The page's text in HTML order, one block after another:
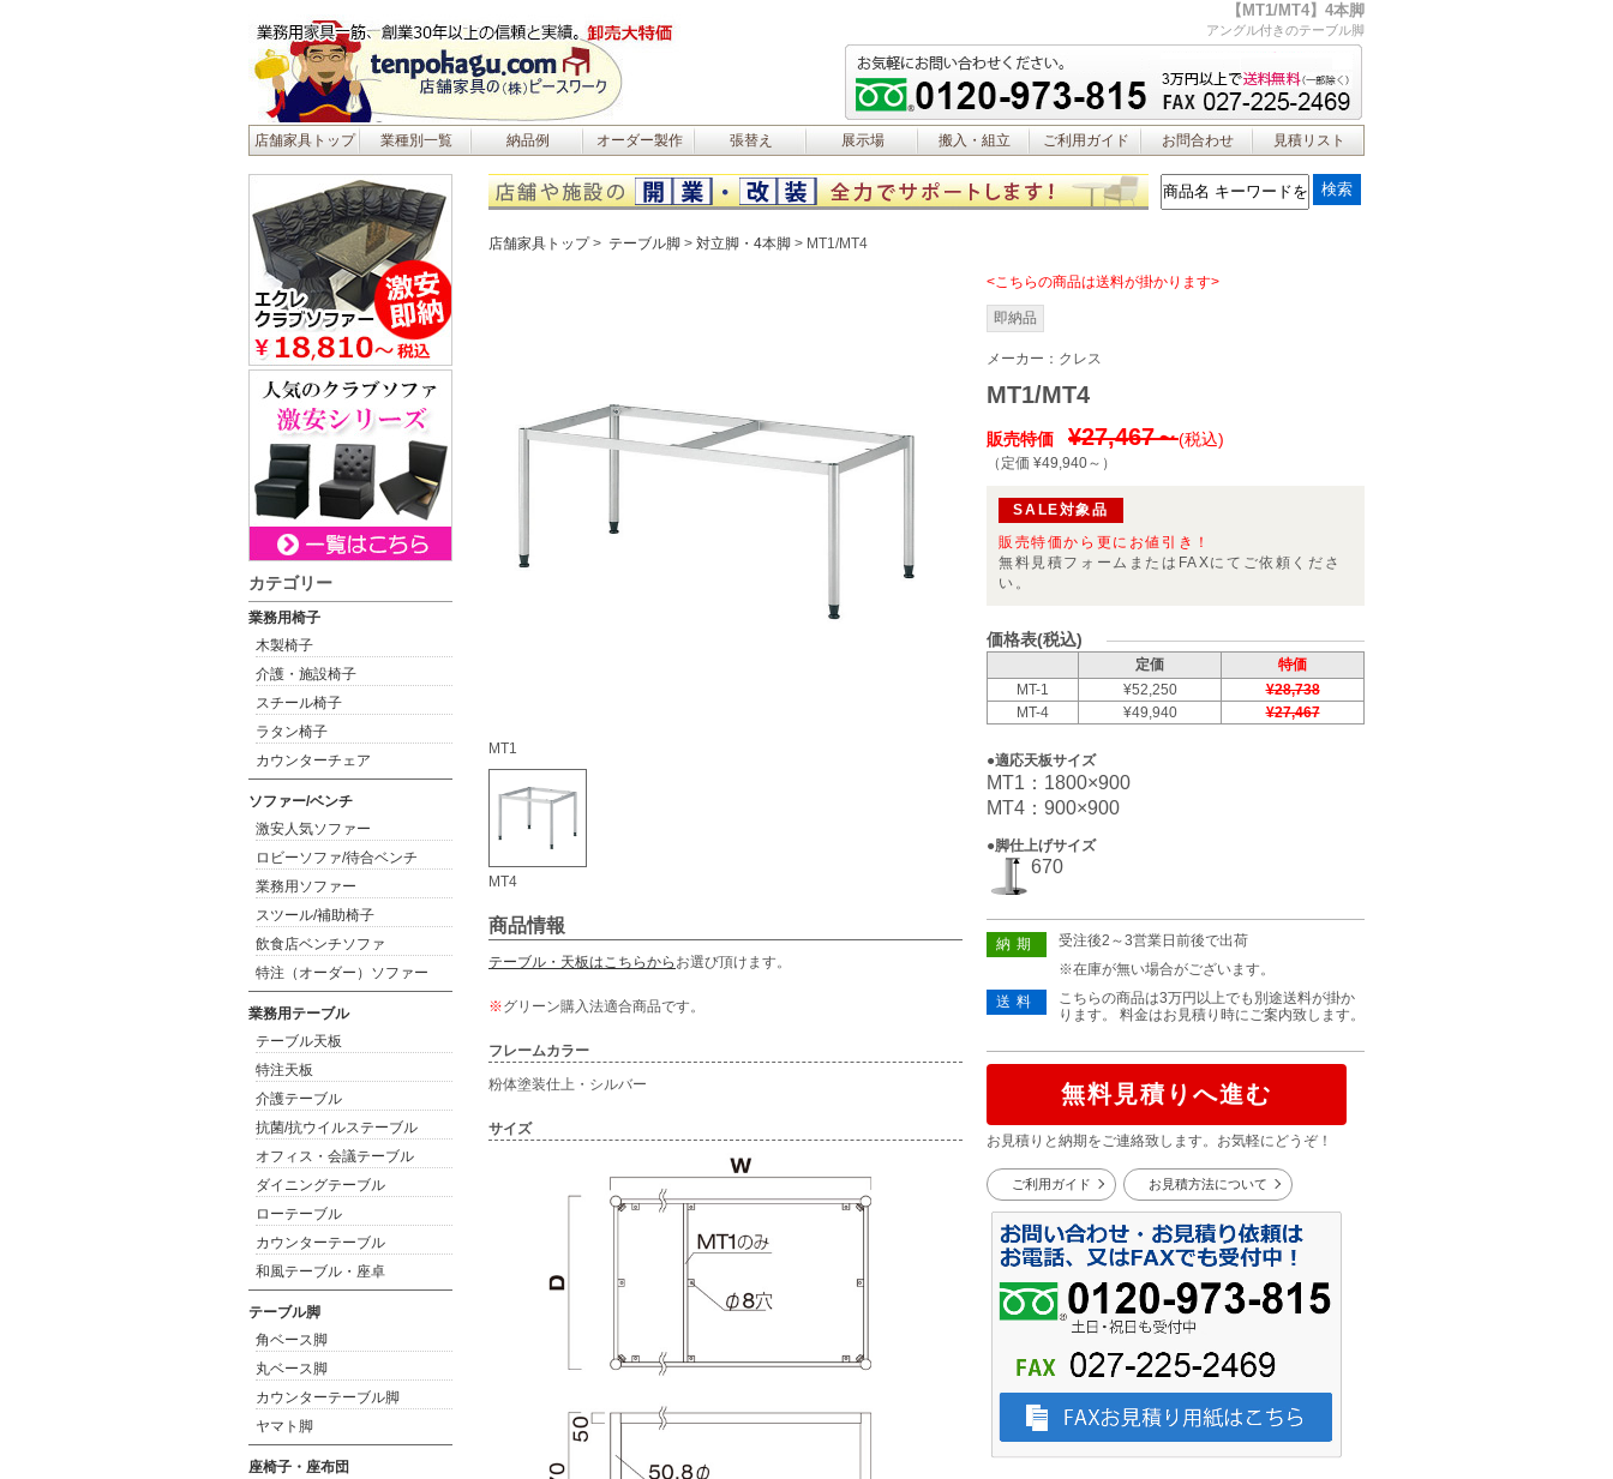
【MT1/MT4】4本脚
アングル付きのテーブル脚
店舗家具トップ 業種別一覧 納品例 オーダー製作 張替え 展示場 搬入・組立 ご利用ガイド お問合わせ 見積リスト
店舗家具トップ テーブル脚 対立脚・4本脚 MT1/MT4
MT1
MT4
商品情報
テーブル・天板はこちらから お選び頂けます。
※グリーン購入法適合商品です。
フレームカラー
粉体塗装仕上・シルバー
サイズ
<こちらの商品は送料が掛かります>
即納品
メーカー： クレス
MT1/MT4
販売特価 ¥27,467～(税込)
（定価 ¥49,940～ ）
SALE対象品
販売特価から更にお値引き！
無料見積フォームまたはFAXにてご依頼くださ
い。
価格表(税込)
定価
特価
MT-1
¥52,250
¥28,738
MT-4
¥49,940 ¥27,467
●適応天板サイズ
MT1：1800×900
MT4：900×900
●脚仕上げサイズ
670
納期
受注後2～3営業日前後で出荷
※在庫が無い場合がございます。
送料
こちらの商品は3万円以上でも別途送料が掛か
ります。 料金はお見積り時にご案内致します。
無料見積りへ進む
お見積りと納期をご連絡致します。お気軽にどうぞ！
ご利用ガイド お見積方法について
カテゴリー
業務用椅子
木製椅子
介護・施設椅子
スチール椅子
ラタン椅子
カウンターチェア
ソファー/ベンチ
激安人気ソファー
ロビーソファ/待合ベンチ
業務用ソファー
スツール/補助椅子
飲食店ベンチソファ
特注（オーダー）ソファー
業務用テーブル
テーブル天板
特注天板
介護テーブル
抗菌/抗ウイルステーブル
オフィス・会議テーブル
ダイニングテーブル
ローテーブル
カウンターテーブル
和風テーブル・座卓
テーブル脚
角ベース脚
丸ベース脚
カウンターテーブル脚
ヤマト脚
座椅子・座布団